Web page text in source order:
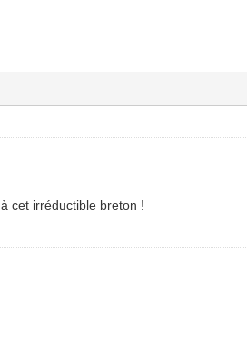
à cet irréductible breton !